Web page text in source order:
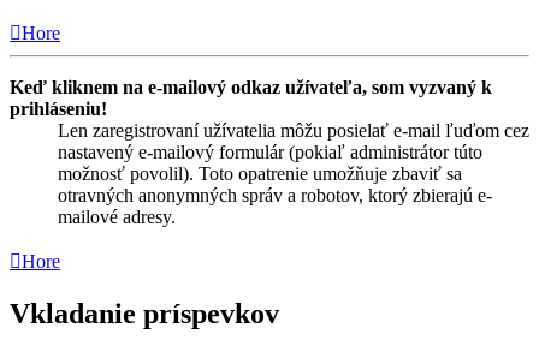
Hore
Keď kliknem na e-mailový odkaz užívateľa, som vyzvaný k
prihláseniu!
Len zaregistrovaní užívatelia môžu posielať e-mail ľuďom cez
nastavený e-mailový formulár (pokiaľ administrátor túto
možnosť povolil). Toto opatrenie umožňuje zbaviť sa
otravných anonymných správ a robotov, ktorý zbierajú e-
mailové adresy.
Hore
Vkladanie príspevkov